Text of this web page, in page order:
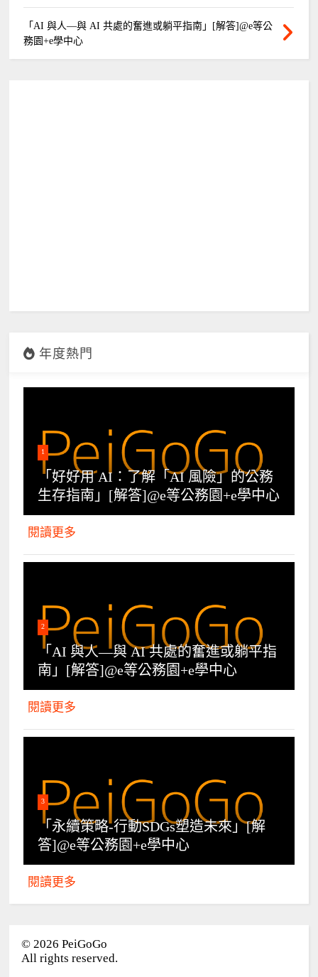
「AI 與人—與 AI 共處的奮進或躺平指南」[解答]@e等公
務園+e學中心
年度熱門
1
「好好用 AI：了解「AI 風險」的公務
生存指南」[解答]@e等公務園+e學中心
閱讀更多
2
「AI 與人—與 AI 共處的奮進或躺平指
南」[解答]@e等公務園+e學中心
閱讀更多
3
「永續策略-行動SDGs塑造未來」[解
答]@e等公務園+e學中心
閱讀更多
© 2026 PeiGoGo
All rights reserved.